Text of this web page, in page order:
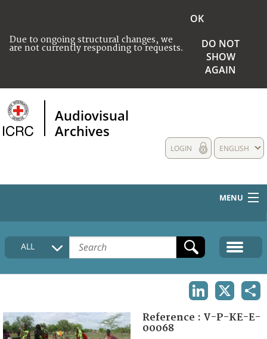
Due to ongoing structural changes, we
are not currently responding to requests.
OK
DO NOT
SHOW
AGAIN
Audiovisual
Archives
ENGLISH
LOGIN
MENU
HOME
COLLECTIONS DESCRIPTION
FAQ
ALL
Reference : V-P-KE-E-
00068